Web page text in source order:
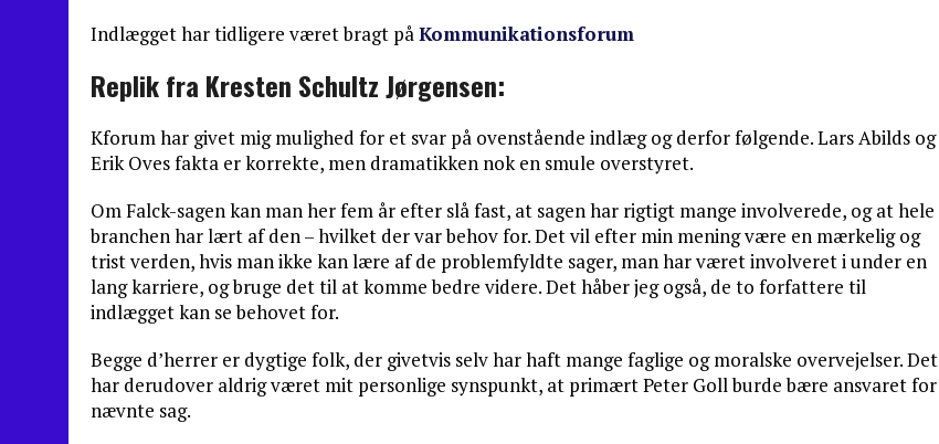
Indlægget har tidligere været bragt påKommunikationsforum
Replik fra Kresten Schultz Jørgensen:
Kforum har givet mig mulighed for et svar på ovenstående indlæg og derfor følgende. Lars Abilds og
Erik Oves fakta er korrekte, men dramatikken nok en smule overstyret.
Om Falck-sagen kan man her fem år efter slå fast, at sagen har rigtigt mange involverede, og at hele
branchen har lært af den – hvilket der var behov for. Det vil efter min mening være en mærkelig og
trist verden, hvis man ikke kan lære af de problemfyldte sager, man har været involveret i under en
lang karriere, og bruge det til at komme bedre videre. Det håber jeg også, de to forfattere til
indlægget kan se behovet for.
Begge d’herrer er dygtige folk, der givetvis selv har haft mange faglige og moralske overvejelser. Det
har derudover aldrig været mit personlige synspunkt, at primært Peter Goll burde bære ansvaret for
nævnte sag.